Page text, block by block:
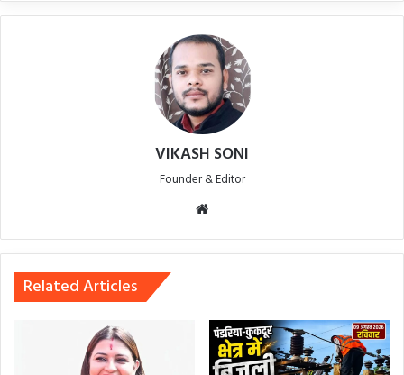
VIKASH SONI
Founder & Editor
Related Articles